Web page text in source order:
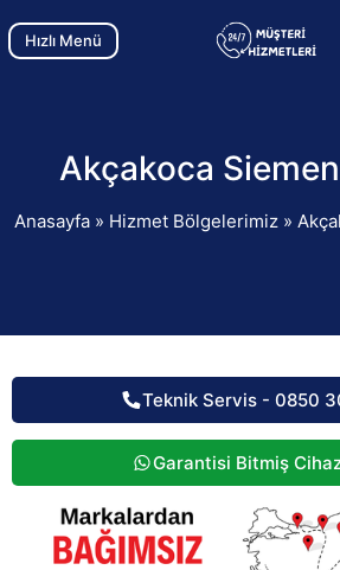
Hızlı Menü
Akçakoca
Anasayfa» Hizmet Bölgelerimiz»
Teknik Servis - 0850
Garantisi Bitmiş